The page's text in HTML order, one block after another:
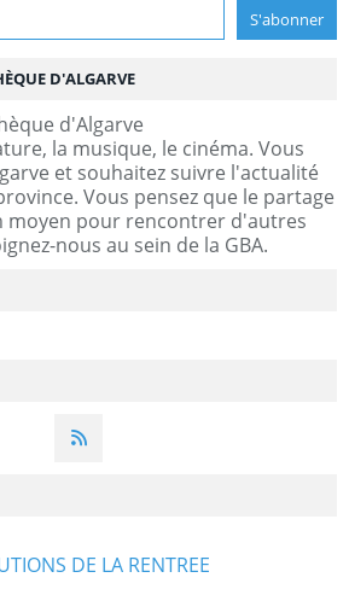
D'ALGARVE
la musique, le cinéma. Vous
et souhaitez suivre l'actualité
Vous pensez que le partage
moyen pour rencontrer d'autres
nous au sein de la GBA.
DE LA RENTREE